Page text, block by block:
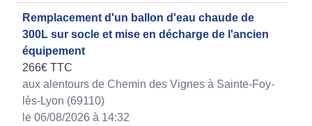
Remplacement d'un ballon d'eau chaude de
300L sur socle et mise en décharge de l'ancien
équipement
266€ TTC
aux alentours de Chemin des Vignes à Sainte-Foy-
lès-Lyon (69110)
le 06/08/2026 à 14:32